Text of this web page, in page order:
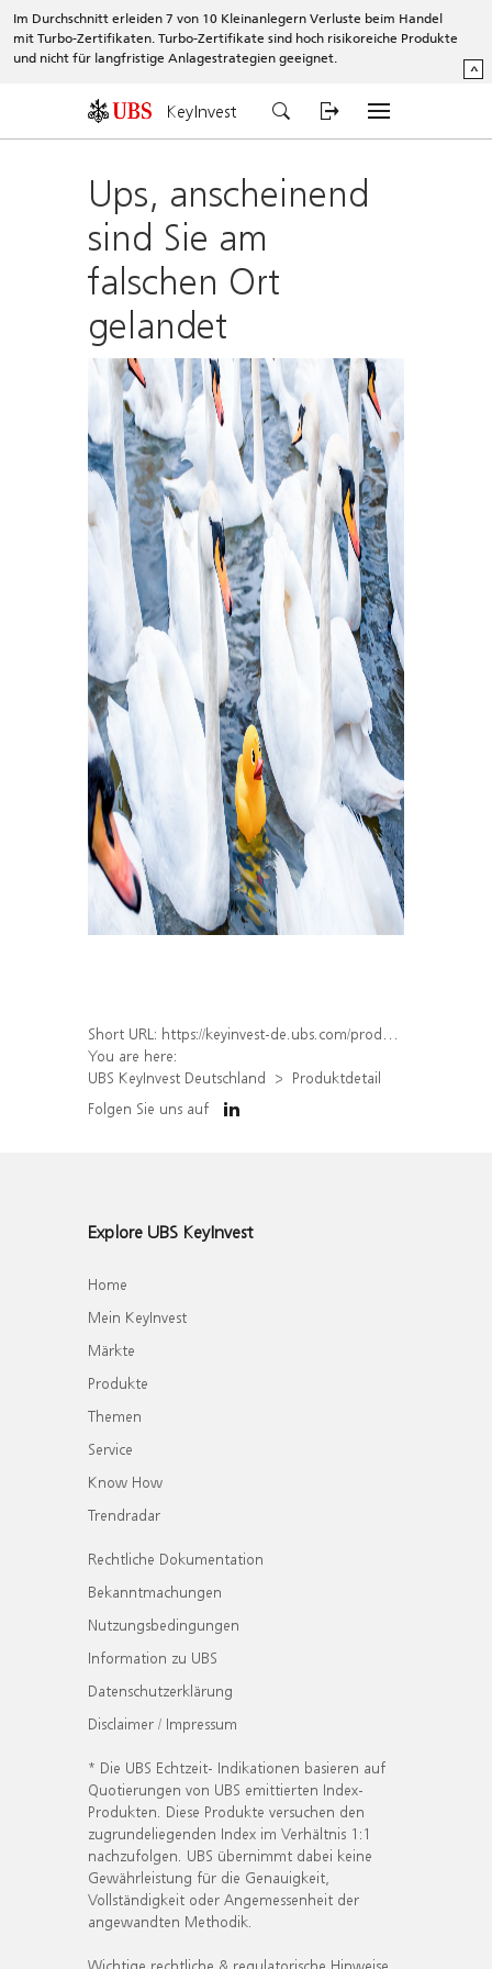
Im Durchschnitt erleiden 7 von 10 Kleinanlegern Verluste beim Handel
mit Turbo-Zertifikaten. Turbo-Zertifikate sind hoch risikoreiche Produkte
und nicht für langfristige Anlagestrategien geeignet.
^
KeyInvest
Ups, anscheinend
sind Sie am
falschen Ort
gelandet
Short URL: https://keyinvest-de.ubs.com/produkt/detail/index/isin/DE000WA7KXN0
You are here:
UBS KeyInvest Deutschland
Produktdetail
Folgen Sie uns auf
Explore UBS KeyInvest
Home
Mein KeyInvest
Märkte
Produkte
Themen
Service
Know How
Trendradar
Rechtliche Dokumentation
Bekanntmachungen
Nutzungsbedingungen
Information zu UBS
Datenschutzerklärung
Disclaimer / Impressum
* Die UBS Echtzeit- Indikationen basieren auf
Quotierungen von UBS emittierten Index-
Produkten. Diese Produkte versuchen den
zugrundeliegenden Index im Verhältnis 1:1
nachzufolgen. UBS übernimmt dabei keine
Gewährleistung für die Genauigkeit,
Vollständigkeit oder Angemessenheit der
angewandten Methodik.